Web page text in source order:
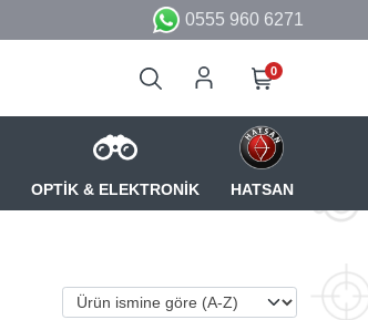
0555 960 6271
0
OPTİK & ELEKTRONİK HATSAN